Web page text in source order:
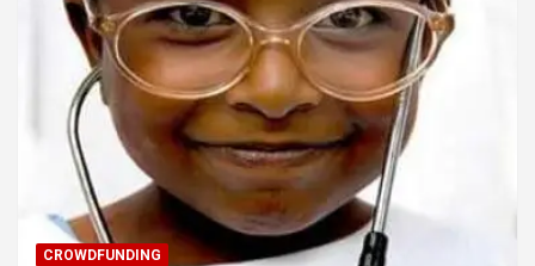
CROWDFUNDING